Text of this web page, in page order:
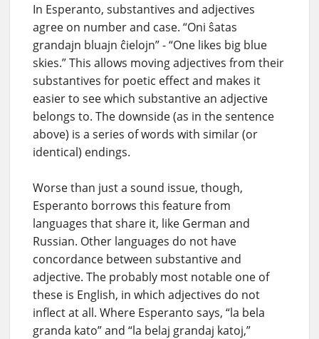
In Esperanto, substantives and adjectives
agree on number and case. “Oni ŝatas
grandajn bluajn ĉielojn” - “One likes big blue
skies.” This allows moving adjectives from their
substantives for poetic effect and makes it
easier to see which substantive an adjective
belongs to. The downside (as in the sentence
above) is a series of words with similar (or
identical) endings.
Worse than just a sound issue, though,
Esperanto borrows this feature from
languages that share it, like German and
Russian. Other languages do not have
concordance between substantive and
adjective. The probably most notable one of
these is English, in which adjectives do not
inflect at all. Where Esperanto says, “la bela
granda kato” and “la belaj grandaj katoj,”